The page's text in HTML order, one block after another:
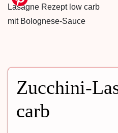
Zucchini-
carb